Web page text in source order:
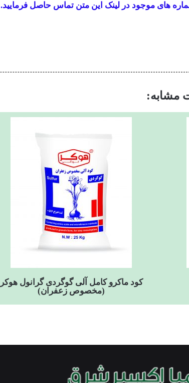
های موجود در لینک این متن تماس حاصل فرمایید.
مشابه:
کود ماکرو کامل آلی گوگردی گرانول هوکر
(مخصوص زعفران)